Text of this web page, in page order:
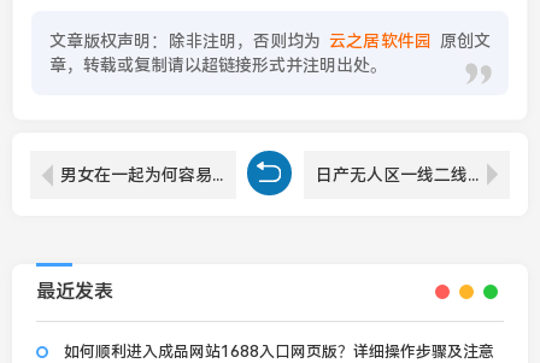
文章版权声明：除非注明，否则均为 云之居软件园
原创文
章，转载或复制请以超链接形式并注明出处。
男女在一起为何容易感到痛苦？“嗟嗟嗟很痛原声无马”背后的情感秘密 日产无人区一线二线三线2023年策略与变化分析，如何影响消费者选择？
最近发表
如何顺利进入成品网站1688入口网页版？详细操作步骤及注意